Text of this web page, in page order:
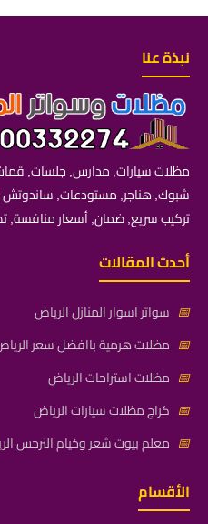
نبذة عنا
مظلات سيارات, مدارس, جلسات,
شبوك, هناجر, مستودعات, ساندوتش
تركيب سريع, ضمان, أسعار
أحدث المقالات
📅 سواتر اسوار المنازل الرياض
📅 مظلات هرمية باافضل سعر
📅 مظلات استراحات الرياض
📅 كراج مظلات سيارات الرياض
📅 معلم بيوت شعر وخيام النرجس
الأقسام